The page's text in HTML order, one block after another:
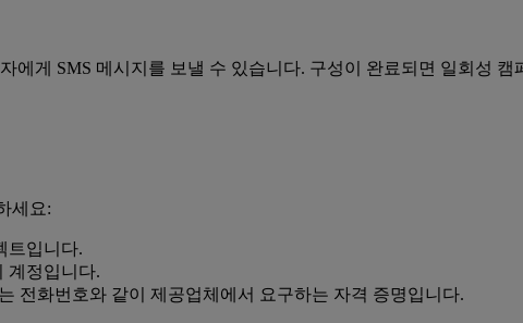
에게 SMS 메시지를 보낼 수 있습니다. 구성이 완료되면 일회성 캠
세요:
트입니다.
계정입니다.
전화번호와 같이 제공업체에서 요구하는 자격 증명입니다.